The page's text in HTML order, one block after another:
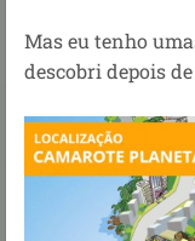
Mas eu tenho
descobri depois